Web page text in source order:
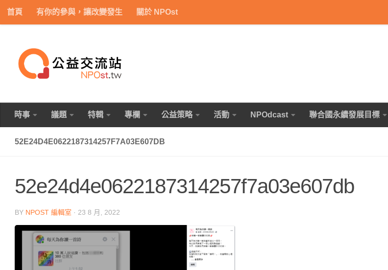
Skip to content
首頁 有你的參與，讓改變發生 關於 NPOst
時事 議題 特輯 專欄 公益策略 活動 NPOdcast 聯合國永續發展目標
52E24D4E0622187314257F7A03E607DB
52e24d4e0622187314257f7a03e607db
BY NPOST 編輯室 · 23 8 月, 2022